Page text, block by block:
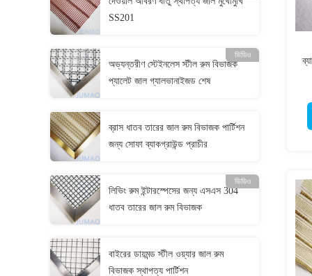
SS201
ভিডিও
অভ্যন্তরীণ স্টেইনলেস স্টীল রুম বিভাজক
প্যালেট জাল গ্যালভানাইজড শেষ
ব্রাস ধাতব তারের জাল রুম বিভাজক পার্টিশন
জন্য সোফা ব্যাকগ্রাউন্ড প্রাচীর
ভিডিও
লিভিং রুম ইন্টারস্পেসের জন্য এসএস 304
ধাতব তারের জাল রুম বিভাজক
বাইরের ডায়মন্ড স্টীল ওয়্যার জাল রুম
বিভাজক স্থাপত্য পার্টিশন